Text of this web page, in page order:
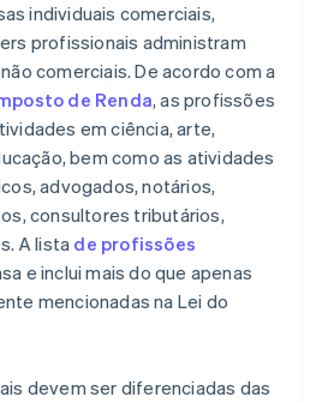
individuais comerciais,
profissionais administram
comerciais. De acordo com a
de Renda, as profissões
em ciência, arte,
bem como as atividades
advogados, notários,
consultores tributários,
A listade profissões
e inclui mais do que apenas
mencionadas na Lei do
devem ser diferenciadas das